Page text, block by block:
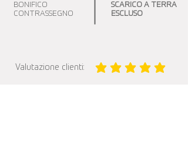
BONIFICO
CONTRASSEGNO
SCARICO A TERRA
ESCLUSO
Valutazione clienti: la valutazione media è 5 su